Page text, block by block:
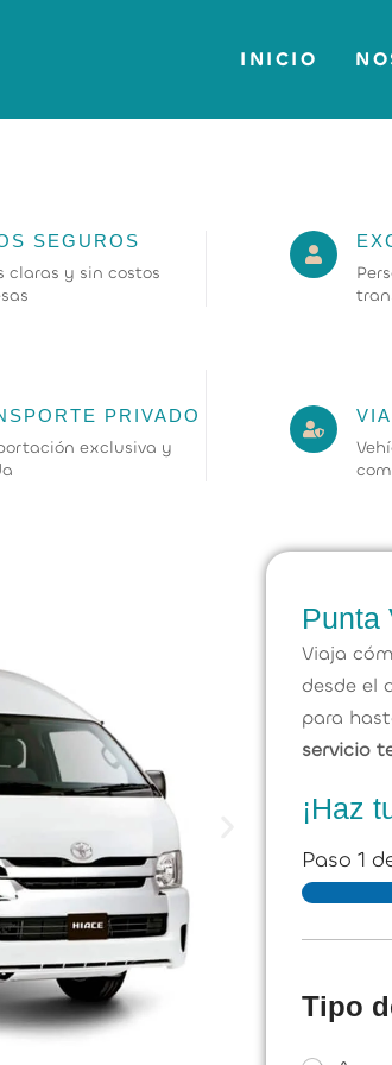
INICIO
SEGUROS
claras y sin costos
PRIVADO
exclusiva y
Punta
Viaja
desde el
para
servicio
¡Haz
Paso 1
Tipo